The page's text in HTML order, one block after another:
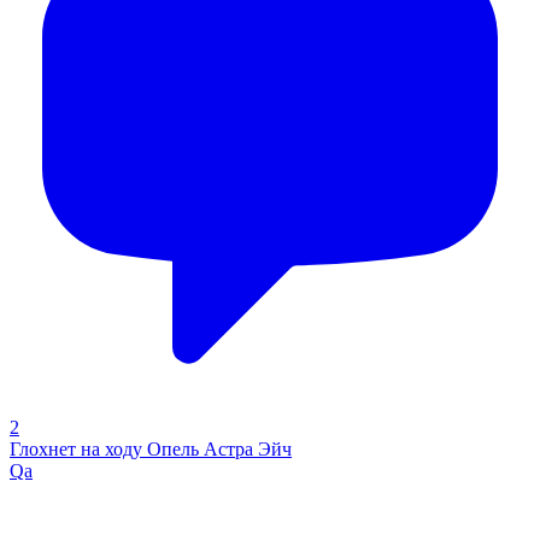
2
Глохнет на ходу Опель Астра Эйч
Qa